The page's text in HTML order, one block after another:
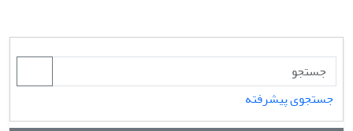
جستجوی پیشرفته